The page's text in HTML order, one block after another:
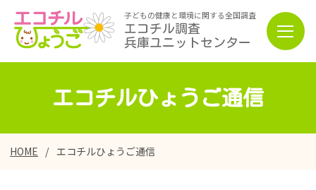
子どもの健康と環境に関する全国調査
エコチル調査
兵庫ユニットセンター
エコチルひょうご通信
HOME エコチルひょうご通信